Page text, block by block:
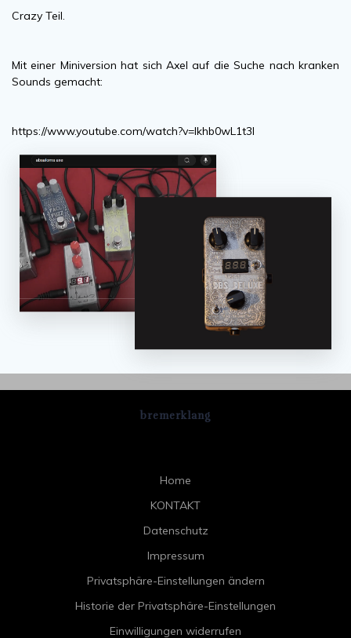
Crazy Teil.
Mit einer Miniversion hat sich Axel auf die Suche nach kranken
Sounds gemacht:
https://www.youtube.com/watch?v=lkhb0wL1t3I
bremerklang
Home
KONTAKT
Datenschutz
Impressum
Privatsphäre-Einstellungen ändern
Historie der Privatsphäre-Einstellungen
Einwilligungen widerrufen